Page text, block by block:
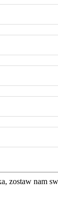
zostaw nam